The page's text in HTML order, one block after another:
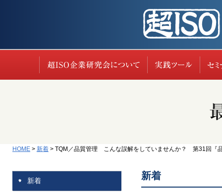
超ISO企業研究会に
HOME > 新着 > TQM／品質管理 こんな誤解をしていませんか？ 第31回『
新着 新着